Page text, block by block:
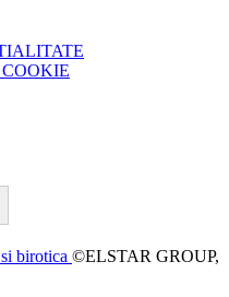
©ELSTAR GROUP,